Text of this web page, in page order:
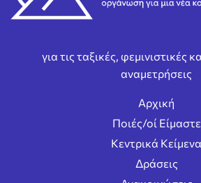
για τις ταξικές, φεμινιστικές
αναμετρήσεις
Αρχική
Ποιές/οί Είμαστε
Κεντρικά Κείμενα
Δράσεις